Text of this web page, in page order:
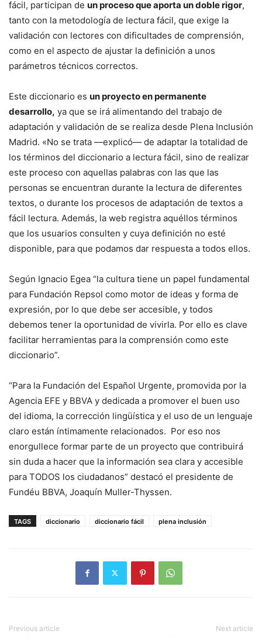
fácil, participan de un proceso que aporta un doble rigor,
tanto con la metodología de lectura fácil, que exige la
validación con lectores con dificultades de comprensión,
como en el aspecto de ajustar la definición a unos
parámetros técnicos correctos.
Este diccionario es un proyecto en permanente
desarrollo, ya que se irá alimentando del trabajo de
adaptación y validación de se realiza desde Plena Inclusión
Madrid. «No se trata —explicó— de adaptar la totalidad de
los términos del diccionario a lectura fácil, sino de realizar
este proceso con aquellas palabras con las que las
personas se encuentran durante la lectura de diferentes
textos, o durante los procesos de adaptación de textos a
fácil lectura. Además, la web registra aquéllos términos
que los usuarios consulten y cuya definición no esté
disponible, para que podamos dar respuesta a todos ellos.
Según Ignacio Egea “la cultura tiene un papel fundamental
para Fundación Repsol como motor de ideas y forma de
expresión, por lo que debe ser accesible, y todos
debemos tener la oportunidad de vivirla. Por ello es clave
facilitar herramientas para la comprensión como este
diccionario”.
“Para la Fundación del Español Urgente, promovida por la
Agencia EFE y BBVA y dedicada a promover el buen uso
del idioma, la corrección lingüística y el uso de un lenguaje
claro están íntimamente relacionados. Por eso nos
enorgullece formar parte de un proyecto que contribuirá
sin duda a hacer que la información sea clara y accesible
para TODOS los ciudadanos” destacó el presidente de
Fundéu BBVA, Joaquín Muller-Thyssen.
TAGS diccionario diccionario fácil plena inclusión
Previous article Next article